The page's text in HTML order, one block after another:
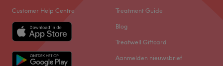
Customer Help Centre Treatment Guide
Blog
Treatwell Giftcard
Aanmelden nieuwsbrief